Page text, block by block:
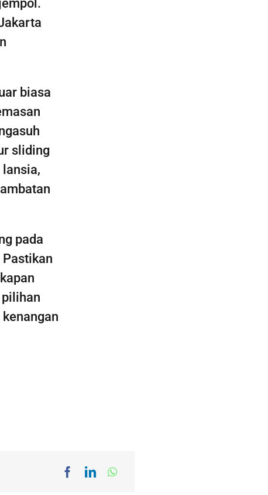
biasa
sliding
pada